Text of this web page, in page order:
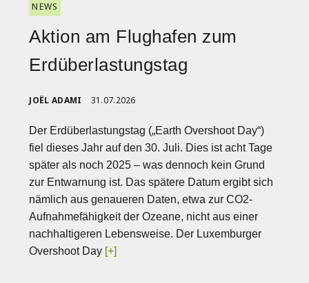
NEWS
Aktion am Flughafen zum
Erdüberlastungstag
JOËL ADAMI 31.07.2026
Der Erdüberlastungstag („Earth Overshoot Day“)
fiel dieses Jahr auf den 30. Juli. Dies ist acht Tage
später als noch 2025 – was dennoch kein Grund
zur Entwarnung ist. Das spätere Datum ergibt sich
nämlich aus genaueren Daten, etwa zur CO2-
Aufnahmefähigkeit der Ozeane, nicht aus einer
nachhaltigeren Lebensweise. Der Luxemburger
Overshoot Day [+]